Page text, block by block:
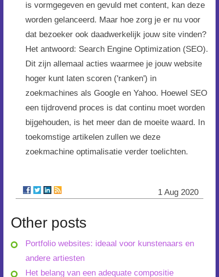
is vormgegeven en gevuld met content, kan deze
worden gelanceerd. Maar hoe zorg je er nu voor
dat bezoeker ook daadwerkelijk jouw site vinden?
Het antwoord: Search Engine Optimization (SEO).
Dit zijn allemaal acties waarmee je jouw website
hoger kunt laten scoren ('ranken') in
zoekmachines als Google en Yahoo. Hoewel SEO
een tijdrovend proces is dat continu moet worden
bijgehouden, is het meer dan de moeite waard. In
toekomstige artikelen zullen we deze
zoekmachine optimalisatie verder toelichten.
1 Aug 2020
Other posts
Portfolio websites: ideaal voor kunstenaars en
andere artiesten
Het belang van een adequate compositie